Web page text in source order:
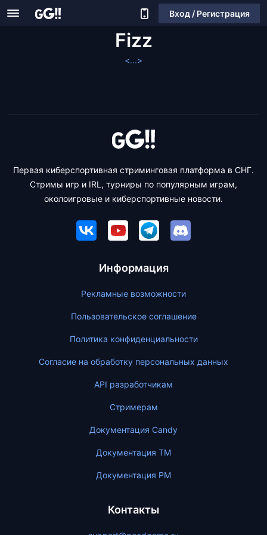
Вход / Регистрация
Fizz
<...>
Первая киберспортивная стриминговая платформа в СНГ.
Стримы игр и IRL, турниры по популярным играм,
околоигровые и киберспортивные новости.
Информация
Рекламные возможности
Пользовательское соглашение
Политика конфиденциальности
Согласие на обработку персональных данных
API разработчикам
Стримерам
Документация Candy
Документация ТМ
Документация PM
Контакты